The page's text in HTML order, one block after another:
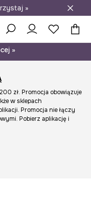
»
»
zł. Promocja obowiązuje
w sklepach
Promocja nie łączy
Pobierz aplikację i